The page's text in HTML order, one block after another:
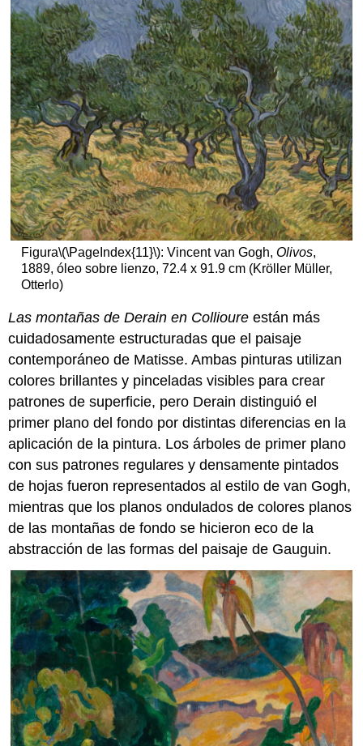
Figura\(\PageIndex{11}\): Vincent van Gogh, Olivos,
1889, óleo sobre lienzo, 72.4 x 91.9 cm (Kröller Müller,
Otterlo)
Las montañas de Derain en Collioure están más
cuidadosamente estructuradas que el paisaje
contemporáneo de Matisse. Ambas pinturas utilizan
colores brillantes y pinceladas visibles para crear
patrones de superficie, pero Derain distinguió el
primer plano del fondo por distintas diferencias en la
aplicación de la pintura. Los árboles de primer plano
con sus patrones regulares y densamente pintados
de hojas fueron representados al estilo de van Gogh,
mientras que los planos ondulados de colores planos
de las montañas de fondo se hicieron eco de la
abstracción de las formas del paisaje de Gauguin.